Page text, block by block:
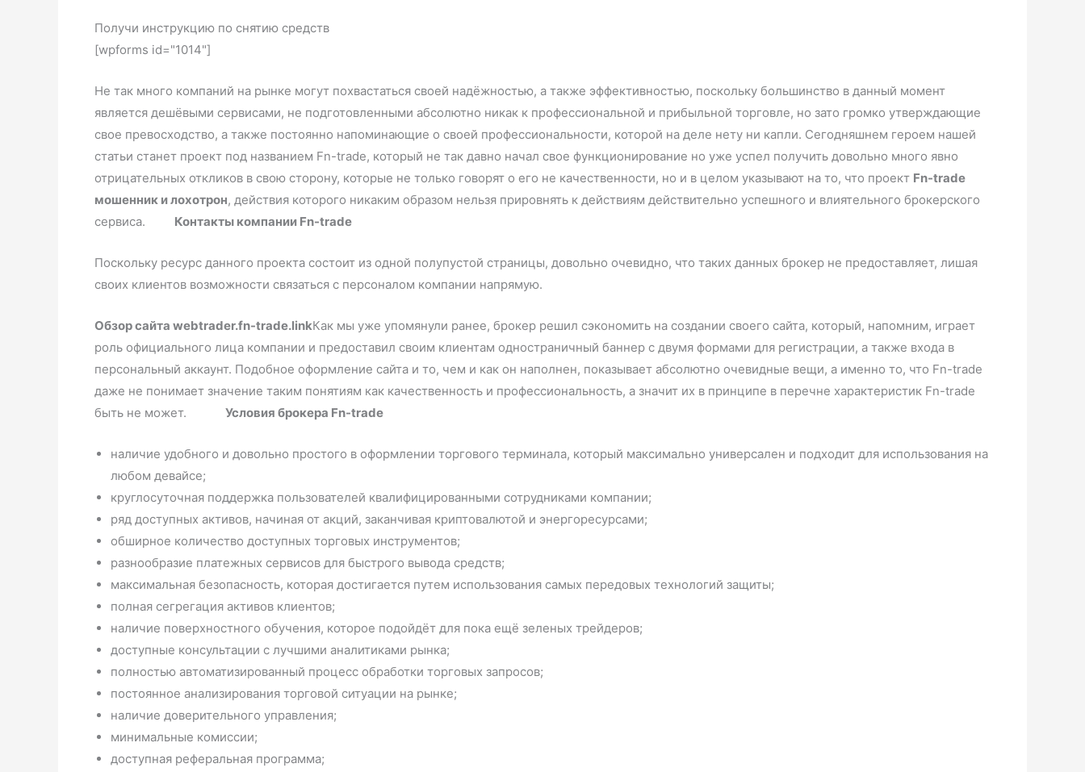
Получи инструкцию по снятию средств
[wpforms id="1014"]
Не так много компаний на рынке могут похвастаться своей надёжностью, а также эффективностью, поскольку большинство в данный момент
является дешёвыми сервисами, не подготовленными абсолютно никак к профессиональной и прибыльной торговле, но зато громко утверждающие
свое превосходство, а также постоянно напоминающие о своей профессиональности, которой на деле нету ни капли. Сегодняшнем героем нашей
статьи станет проект под названием Fn-trade, который не так давно начал свое функционирование но уже успел получить довольно много явно
отрицательных откликов в свою сторону, которые не только говорят о его не качественности, но и в целом указывают на то, что проект Fn-trade
мошенник и лохотрон, действия которого никаким образом нельзя прировнять к действиям действительно успешного и влиятельного брокерского
сервиса. Контакты компании Fn-trade
Поскольку ресурс данного проекта состоит из одной полупустой страницы, довольно очевидно, что таких данных брокер не предоставляет, лишая
своих клиентов возможности связаться с персоналом компании напрямую.
Обзор сайта webtrader.fn-trade.linkКак мы уже упомянули ранее, брокер решил сэкономить на создании своего сайта, который, напомним, играет
роль официального лица компании и предоставил своим клиентам одностраничный баннер с двумя формами для регистрации, а также входа в
персональный аккаунт. Подобное оформление сайта и то, чем и как он наполнен, показывает абсолютно очевидные вещи, а именно то, что Fn-trade
даже не понимает значение таким понятиям как качественность и профессиональность, а значит их в принципе в перечне характеристик Fn-trade
быть не может. Условия брокера Fn-trade
наличие удобного и довольно простого в оформлении торгового терминала, который максимально универсален и подходит для использования на
любом девайсе;
круглосуточная поддержка пользователей квалифицированными сотрудниками компании;
ряд доступных активов, начиная от акций, заканчивая криптовалютой и энергоресурсами;
обширное количество доступных торговых инструментов;
разнообразие платежных сервисов для быстрого вывода средств;
максимальная безопасность, которая достигается путем использования самых передовых технологий защиты;
полная сегрегация активов клиентов;
наличие поверхностного обучения, которое подойдёт для пока ещё зеленых трейдеров;
доступные консультации с лучшими аналитиками рынка;
полностью автоматизированный процесс обработки торговых запросов;
постоянное анализирования торговой ситуации на рынке;
наличие доверительного управления;
минимальные комиссии;
доступная реферальная программа;